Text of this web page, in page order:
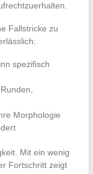
Fallstricke zu
spezifisch
Morphologie
Mit ein wenig
Fortschritt zeigt